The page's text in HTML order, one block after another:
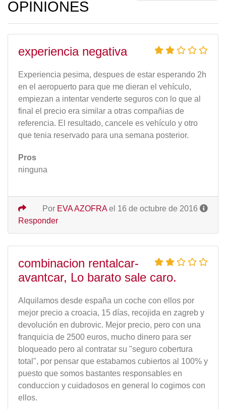
OPINIONES
experiencia negativa
Experiencia pesima, despues de estar esperando 2h
en el aeropuerto para que me dieran el vehículo,
empiezan a intentar venderte seguros con lo que al
final el precio era similar a otras compañias de
referencia. El resultado, cancele es vehículo y otro
que tenia reservado para una semana posterior.
Pros
ninguna
Por EVA AZOFRAel 16 de octubre de 2016
Responder
combinacion rentalcar-
avantcar, Lo barato sale caro.
Alquilamos desde españa un coche con ellos por
mejor precio a croacia, 15 días, recojida en zagreb y
devolución en dubrovic. Mejor precio, pero con una
franquicia de 2500 euros, mucho dinero para ser
bloqueado pero al contratar su "seguro cobertura
total", por pensar que estabamos cubiertos al 100% y
puesto que somos bastantes responsables en
conduccion y cuidadosos en general lo cogimos con
ellos.